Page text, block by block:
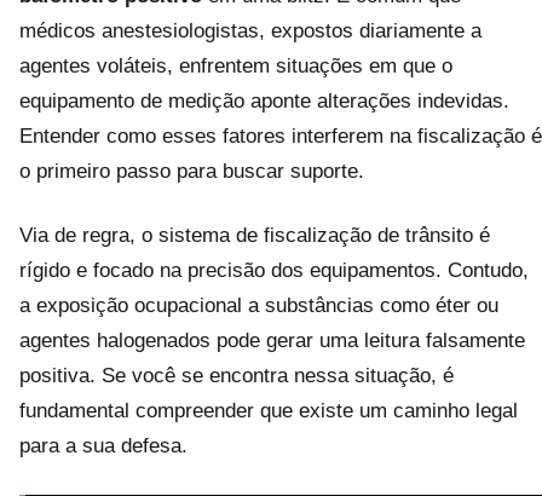
médicos anestesiologistas, expostos diariamente a
agentes voláteis, enfrentem situações em que o
equipamento de medição aponte alterações indevidas.
Entender como esses fatores interferem na fiscalização é
o primeiro passo para buscar suporte.
Via de regra, o sistema de fiscalização de trânsito é
rígido e focado na precisão dos equipamentos. Contudo,
a exposição ocupacional a substâncias como éter ou
agentes halogenados pode gerar uma leitura falsamente
positiva. Se você se encontra nessa situação, é
fundamental compreender que existe um caminho legal
para a sua defesa.